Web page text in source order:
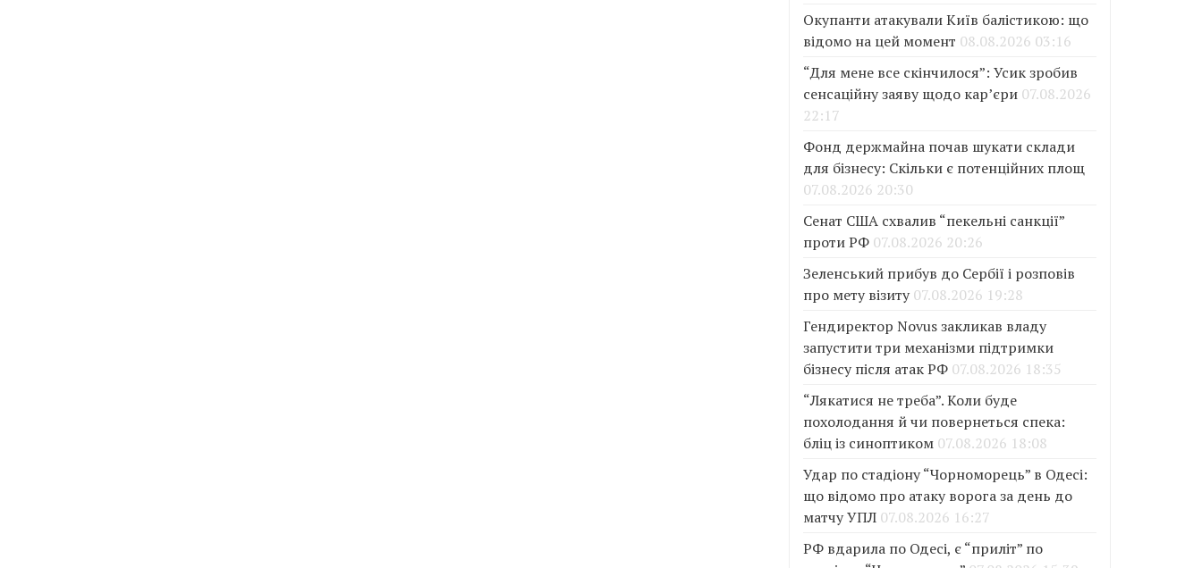
Окупанти атакували Київ балістикою: що
відомо на цей момент 08.08.2026 03:16
“Для мене все скінчилося”: Усик зробив
сенсаційну заяву щодо кар’єри 07.08.2026
22:17
Фонд держмайна почав шукати склади
для бізнесу: Скільки є потенційних площ
07.08.2026 20:30
Сенат США схвалив “пекельні санкції”
проти РФ 07.08.2026 20:26
Зеленський прибув до Сербії і розповів
про мету візиту 07.08.2026 19:28
Гендиректор Novus закликав владу
запустити три механізми підтримки
бізнесу після атак РФ 07.08.2026 18:35
“Лякатися не треба”. Коли буде
похолодання й чи повернеться спека:
бліц із синоптиком 07.08.2026 18:08
Удар по стадіону “Чорноморець” в Одесі:
що відомо про атаку ворога за день до
матчу УПЛ 07.08.2026 16:27
РФ вдарила по Одесі, є “приліт” по